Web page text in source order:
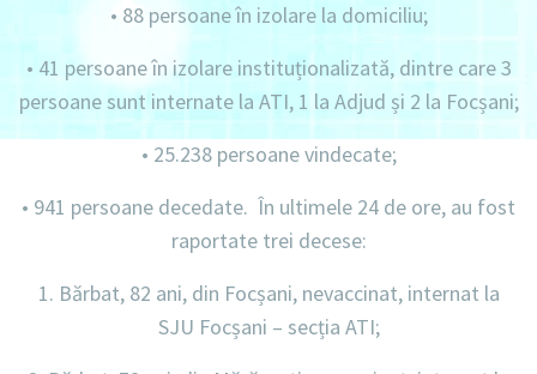
• 88 persoane în izolare la domiciliu;
• 41 persoane în izolare instituționalizată, dintre care 3
persoane sunt internate la ATI, 1 la Adjud și 2 la Focșani;
• 25.238 persoane vindecate;
• 941 persoane decedate. În ultimele 24 de ore, au fost
raportate trei decese:
1. Bărbat, 82 ani, din Focșani, nevaccinat, internat la
SJU Focșani – secția ATI;